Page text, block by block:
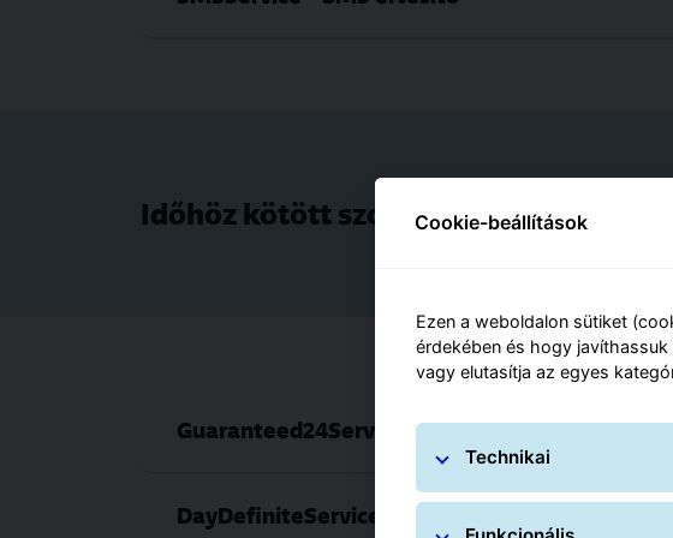
Időhöz kötött szolgáltatások
Guaranteed24Service – Garantáltan másnapra
DayDefiniteService – Kézbesítés
Cookie-beállítások
Ezen a weboldalon sütiket
érdekében és hogy
vagy elutasítja az egyes
Technikai